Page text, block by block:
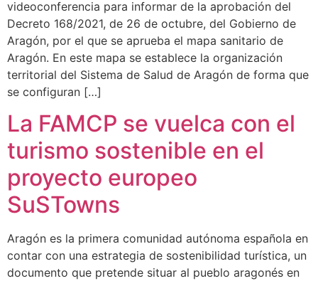
videoconferencia para informar de la aprobación del
Decreto 168/2021, de 26 de octubre, del Gobierno de
Aragón, por el que se aprueba el mapa sanitario de
Aragón. En este mapa se establece la organización
territorial del Sistema de Salud de Aragón de forma que
se configuran […]
La FAMCP se vuelca con el
turismo sostenible en el
proyecto europeo
SuSTowns
Aragón es la primera comunidad autónoma española en
contar con una estrategia de sostenibilidad turística, un
documento que pretende situar al pueblo aragonés en